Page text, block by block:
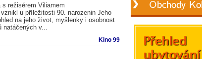
režisérem Viliamem
u příležitosti 90. narozenin Jeho
na jeho život, myšlenky i osobnost
natáčených v...
Kino 99